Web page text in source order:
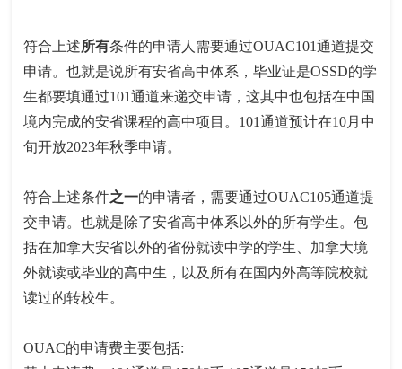
符合上述所有条件的申请人需要通过OUAC101通道提交
申请。也就是说所有安省高中体系，毕业证是OSSD的学
生都要填通过101通道来递交申请，这其中也包括在中国
境内完成的安省课程的高中项目。101通道预计在10月中
旬开放2023年秋季申请。
符合上述条件之一的申请者，需要通过OUAC105通道提
交申请。也就是除了安省高中体系以外的所有学生。包
括在加拿大安省以外的省份就读中学的学生、加拿大境
外就读或毕业的高中生，以及所有在国内外高等院校就
读过的转校生。
OUAC的申请费主要包括: